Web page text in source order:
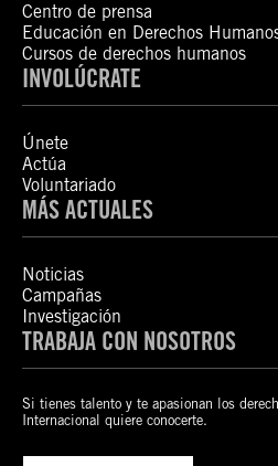
Centro de prensa
Educación en Derechos
Cursos de derechos humanos
INVOLÚCRATE
Únete
Actúa
Voluntariado
MÁS ACTUALES
Noticias
Campañas
Investigación
TRABAJA CON NOSOTROS
Si tienes talento y te apasionan los
Internacional quiere conocerte.